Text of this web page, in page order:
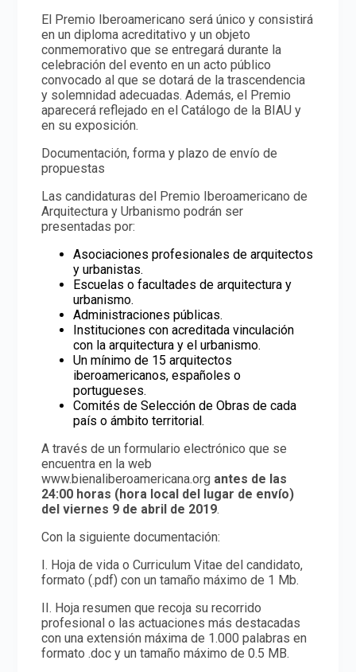
El Premio Iberoamericano será único y consistirá
en un diploma acreditativo y un objeto
conmemorativo que se entregará durante la
celebración del evento en un acto público
convocado al que se dotará de la trascendencia
y solemnidad adecuadas. Además, el Premio
aparecerá reflejado en el Catálogo de la BIAU y
en su exposición.
Documentación, forma y plazo de envío de
propuestas
Las candidaturas del Premio Iberoamericano de
Arquitectura y Urbanismo podrán ser
presentadas por:
Asociaciones profesionales de arquitectos
y urbanistas.
Escuelas o facultades de arquitectura y
urbanismo.
Administraciones públicas.
Instituciones con acreditada vinculación
con la arquitectura y el urbanismo.
Un mínimo de 15 arquitectos
iberoamericanos, españoles o
portugueses.
Comités de Selección de Obras de cada
país o ámbito territorial.
A través de un formulario electrónico que se
encuentra en la web
www.bienaliberoamericana.org antes de las
24:00 horas (hora local del lugar de envío)
del viernes 9 de abril de 2019.
Con la siguiente documentación:
I. Hoja de vida o Curriculum Vitae del candidato,
formato (.pdf) con un tamaño máximo de 1 Mb.
II. Hoja resumen que recoja su recorrido
profesional o las actuaciones más destacadas
con una extensión máxima de 1.000 palabras en
formato .doc y un tamaño máximo de 0.5 MB.